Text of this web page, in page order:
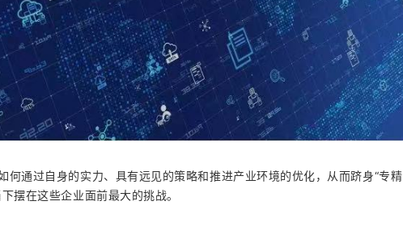
何通过自身的实力、具有远见的策略和推进产业环境的优化，从而跻身“专精
摆在这些企业面前最大的挑战。